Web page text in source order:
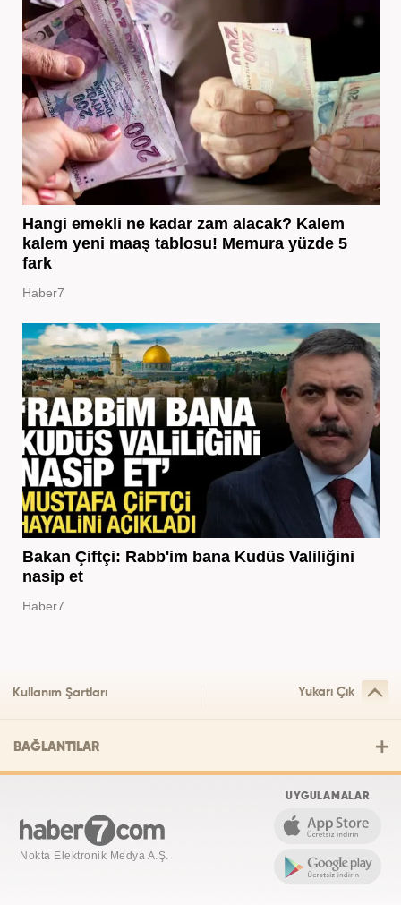
Hangi emekli ne kadar zam alacak? Kalem
kalem yeni maaş tablosu! Memura yüzde 5
fark
Haber7
Bakan Çiftçi: Rabb'im bana Kudüs Valiliğini
nasip et
Haber7
Kullanım Şartları Yukarı Çık
BAĞLANTILAR
Nokta Elektronik Medya A.Ş.
UYGULAMALAR